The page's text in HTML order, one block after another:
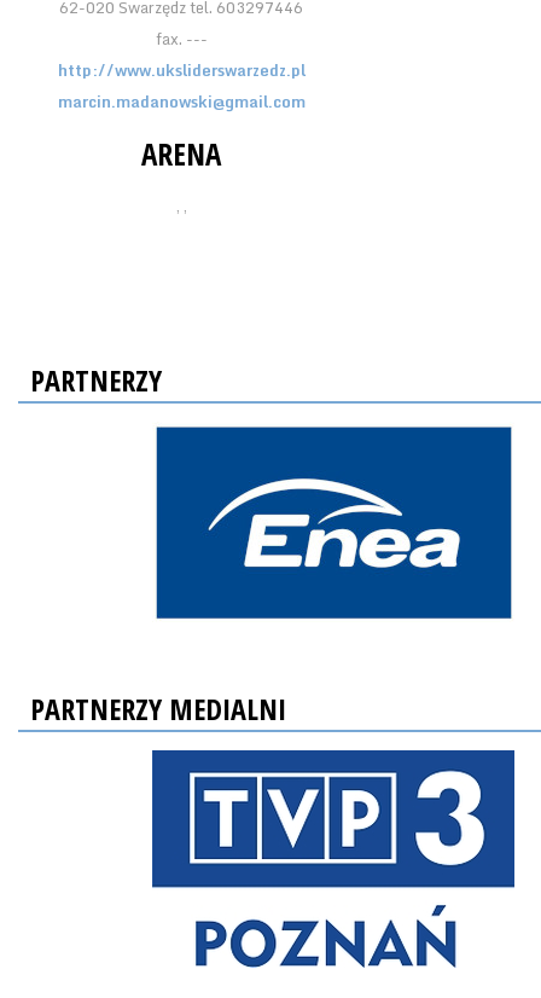
62-020 Swarzędz tel. 603297446
fax. ---
http://www.uksliderswarzedz.pl
marcin.madanowski@gmail.com
ARENA
, ,
PARTNERZY
PARTNERZY MEDIALNI